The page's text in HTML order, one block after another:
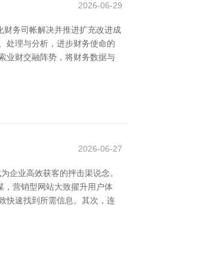
2026-06-29
财务司帐解决并推进扩充改进成
处理与分析，进步财务使命的
业财交融阵势，将财务数据与
2026-06-27
企业高效获客的抨击渠说念。
，营销型网站大致擢升用户体
快速找到所需信息。其次，连